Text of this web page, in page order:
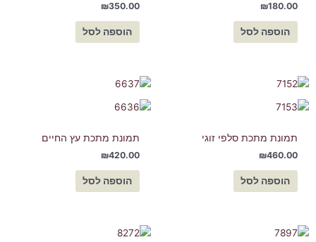
₪180.00
הוספה לסל
₪350.00
הוספה לסל
תמונת מתכת סלפי זוגי
₪460.00
הוספה לסל
תמונת מתכת עץ החיים
₪420.00
הוספה לסל